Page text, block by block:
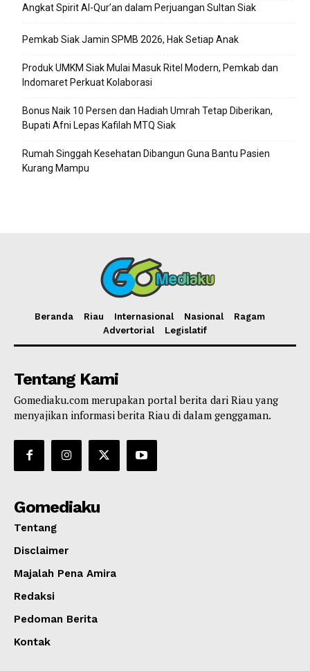
Angkat Spirit Al-Qur’an dalam Perjuangan Sultan Siak
Pemkab Siak Jamin SPMB 2026, Hak Setiap Anak
Produk UMKM Siak Mulai Masuk Ritel Modern, Pemkab dan
Indomaret Perkuat Kolaborasi
Bonus Naik 10 Persen dan Hadiah Umrah Tetap Diberikan,
Bupati Afni Lepas Kafilah MTQ Siak
Rumah Singgah Kesehatan Dibangun Guna Bantu Pasien
Kurang Mampu
Beranda Riau Internasional Nasional
Ragam
Advertorial
Legislatif
Tentang Kami
Gomediaku.com merupakan portal berita dari Riau yang
menyajikan informasi berita Riau di dalam genggaman.
Gomediaku
Tentang
Disclaimer
Majalah Pena Amira
Redaksi
Pedoman Berita
Kontak